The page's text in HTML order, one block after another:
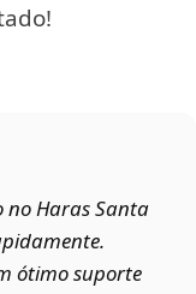
no Haras Santa
ótimo suporte